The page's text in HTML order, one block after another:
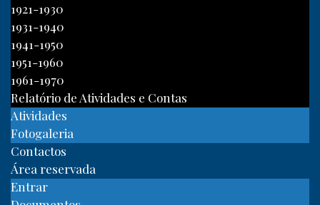
1921-1930
1931-1940
1941-1950
1951-1960
1961-1970
Relatório de Atividades e Contas
Atividades
Fotogaleria
Contactos
Área reservada
Entrar